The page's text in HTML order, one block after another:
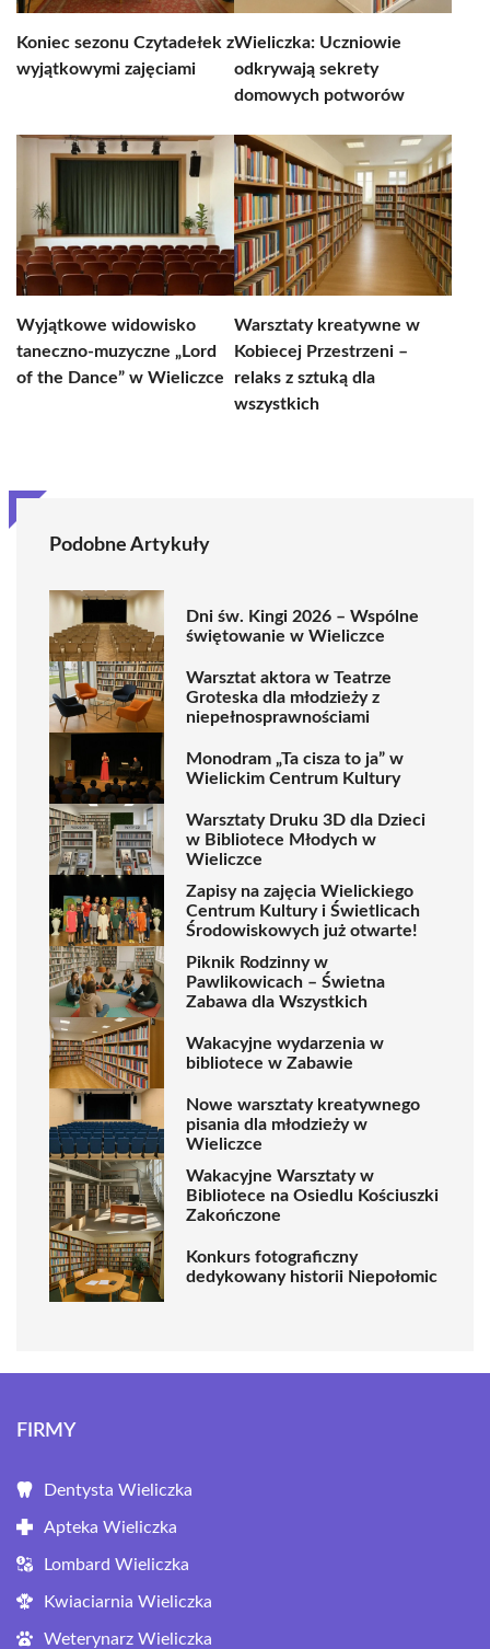
Koniec sezonu Czytadełek z
wyjątkowymi zajęciami
Wieliczka: Uczniowie
odkrywają sekrety
domowych potworów
Wyjątkowe widowisko
taneczno-muzyczne „Lord
of the Dance” w Wieliczce
Warsztaty kreatywne w
Kobiecej Przestrzeni –
relaks z sztuką dla
wszystkich
Podobne Artykuły
Dni św. Kingi 2026 – Wspólne
świętowanie w Wieliczce
Warsztat aktora w Teatrze
Groteska dla młodzieży z
niepełnosprawnościami
Monodram „Ta cisza to ja” w
Wielickim Centrum Kultury
Warsztaty Druku 3D dla Dzieci
w Bibliotece Młodych w
Wieliczce
Zapisy na zajęcia Wielickiego
Centrum Kultury i Świetlicach
Środowiskowych już otwarte!
Piknik Rodzinny w
Pawlikowicach – Świetna
Zabawa dla Wszystkich
Wakacyjne wydarzenia w
bibliotece w Zabawie
Nowe warsztaty kreatywnego
pisania dla młodzieży w
Wieliczce
Wakacyjne Warsztaty w
Bibliotece na Osiedlu Kościuszki
Zakończone
Konkurs fotograficzny
dedykowany historii Niepołomic
FIRMY
Dentysta Wieliczka
Apteka Wieliczka
Lombard Wieliczka
Kwiaciarnia Wieliczka
Weterynarz Wieliczka